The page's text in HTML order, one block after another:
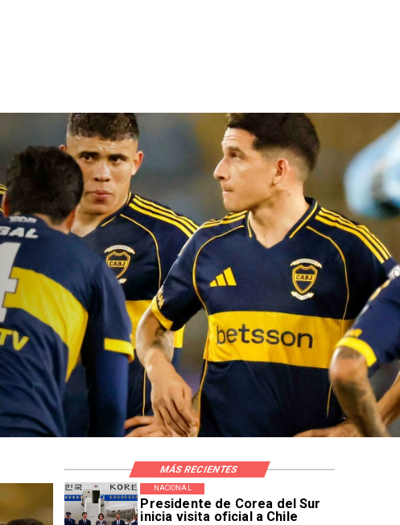
Presidente de Corea del Sur
inicia visita oficial a Chile
NACIONAL
MÁS RECIENTES